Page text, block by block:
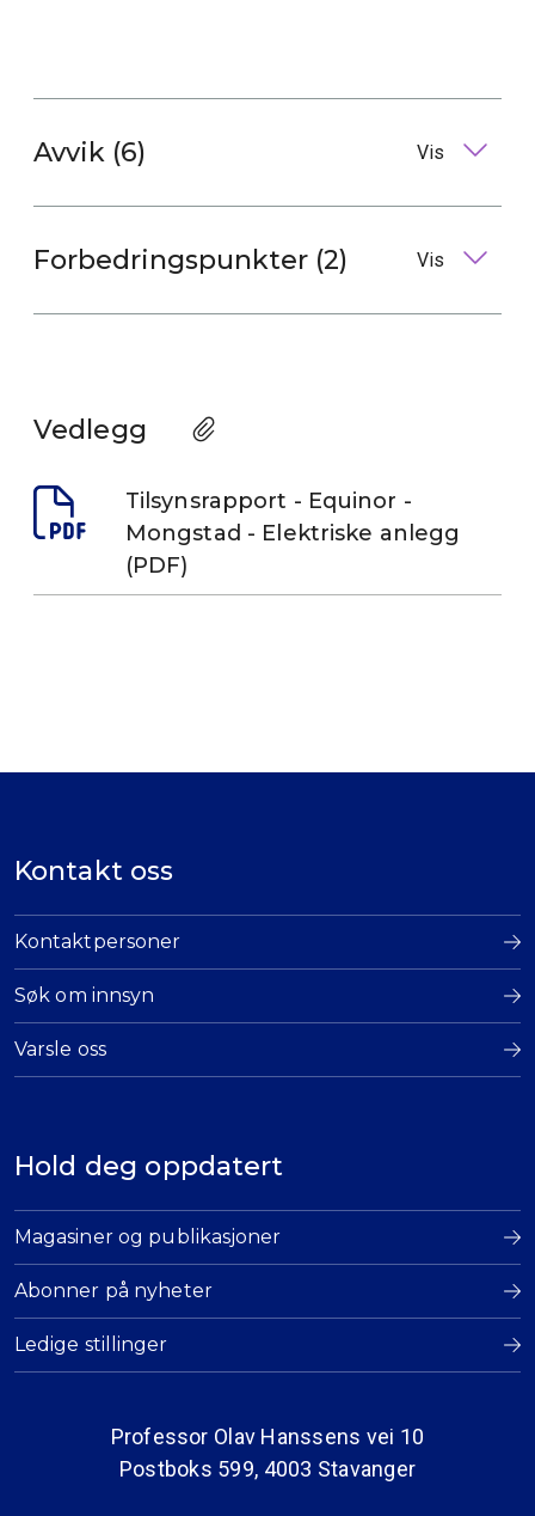
Avvik (6) Vis
Forbedringspunkter (2) Vis
Vedlegg
Tilsynsrapport - Equinor -
Mongstad - Elektriske anlegg
(PDF)
Kontakt oss
Kontaktpersoner
Søk om innsyn
Varsle oss
Hold deg oppdatert
Magasiner og publikasjoner
Abonner på nyheter
Ledige stillinger
Professor Olav Hanssens vei 10
Postboks 599, 4003 Stavanger